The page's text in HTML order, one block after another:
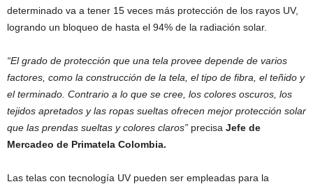
determinado va a tener 15 veces más protección de los rayos UV,
logrando un bloqueo de hasta el 94% de la radiación solar.
“El grado de protección que una tela provee depende de varios
factores, como la construcción de la tela, el tipo de fibra, el teñido y
el terminado. Contrario a lo que se cree, los colores oscuros, los
tejidos apretados y las ropas sueltas ofrecen mejor protección solar
que las prendas sueltas y colores claros” precisa Jefe de
Mercadeo de Primatela Colombia.
Las telas con tecnología UV pueden ser empleadas para la